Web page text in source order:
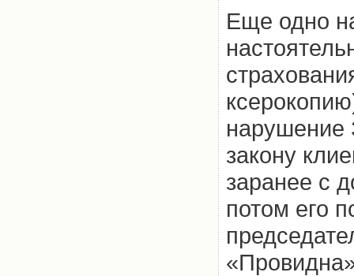
Еще одно
нарушение
закону
заранее с
потом его